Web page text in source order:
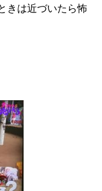
きは近づいたら怖